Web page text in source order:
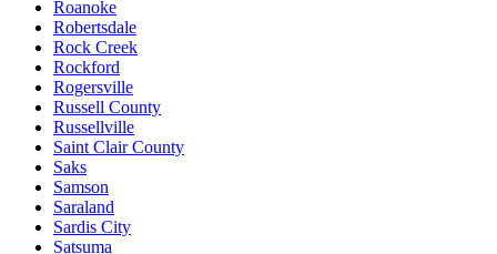
Roanoke
Robertsdale
Rock Creek
Rockford
Rogersville
Russell County
Russellville
Saint Clair County
Saks
Samson
Saraland
Sardis City
Satsuma